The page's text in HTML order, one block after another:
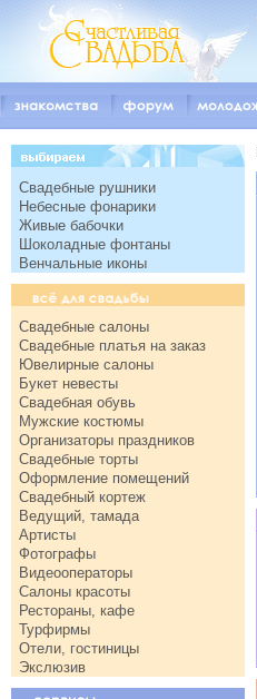
Свадебные рушники
Небесные фонарики
Живые бабочки
Шоколадные фонтаны
Венчальные иконы
Свадебные салоны
Свадебные платья на заказ
Ювелирные салоны
Букет невесты
Свадебная обувь
Мужские костюмы
Организаторы праздников
Свадебные торты
Оформление помещений
Свадебный кортеж
Ведущий, тамада
Артисты
Фотографы
Видеооператоры
Салоны красоты
Рестораны, кафе
Турфирмы
Отели, гостиницы
Экслюзив